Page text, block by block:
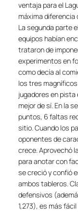
ventaja para el
máxima diferencia
La segunda parte
equipos habían
trataron de
experimentos en
como decía al
los tres
jugadores en
mejor de sí. En la
puntos, 6 faltas
sitio. Cuando los
oponentes de
crece. Aprovechó
para anotar con
se creció y confió
ambos tableros.
defensivos
1,273), es más